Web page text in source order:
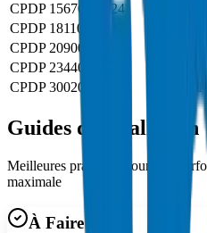
CPDP 15670D (124)
CPDP 18110D (107)
CPDP 20900D (119)
CPDP 23440D (132)
CPDP 30020D (157)
1
Guides d'Installation
Meilleures pratiques pour une
maximale
À Faire